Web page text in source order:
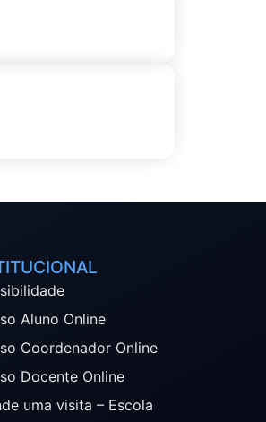
Aluno Online
Coordenador Online
Docente Online
uma visita – Escola